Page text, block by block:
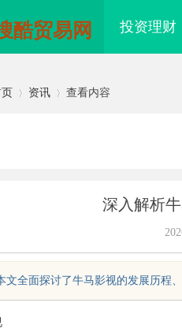
酷贸易网 投资理财
资讯 查看内容
深入解析
文全面探讨了牛马影视的发展历程